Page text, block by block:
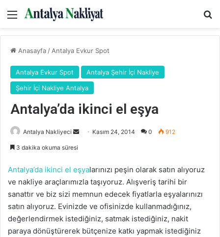
Menü
Anasayfa / Antalya Evkur Spot
Antalya Evkur Spot
Antalya Şehir İçi Nakliye
Şehir İçi Nakliye Antalya
Antalya’da ikinci el eşya
Antalya Nakliyeci
Bir
göndermek
Kasım 24, 2014 0 912
3 dakika okuma süresi
Antalya’da ikinci el eşyalarınızı peşin olarak satın alıyoruz
ve nakliye araçlarımızla taşıyoruz. Alışveriş tarihi bir
sanattır ve biz sizi memnun edecek fiyatlarla eşyalarınızı
satın alıyoruz. Evinizde ve ofisinizde kullanmadığınız,
değerlendirmek istediğiniz, satmak istediğiniz, nakit
paraya dönüştürerek bütçenize katkı yapmak istediğiniz